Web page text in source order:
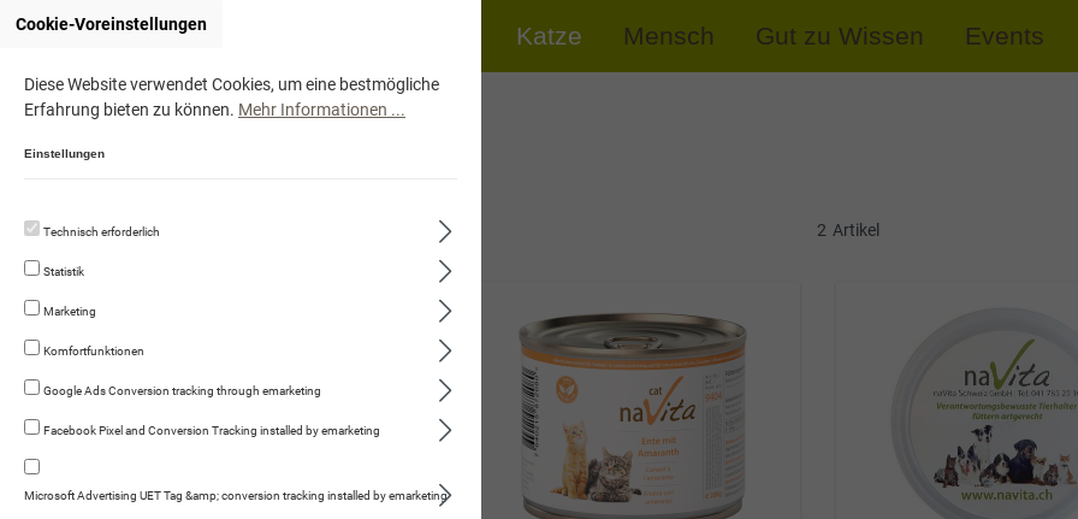
Katze Mensch Gut zu Wissen Events
Katze
Fleischmenüs
Huhn mit Pastinaken & Zucchini
Rind mit Katzenminze & Distelöl
2 Artikel
Cookie-Voreinstellungen
Diese Website verwendet Cookies, um eine bestmögliche
Erfahrung bieten zu können. Mehr Informationen ...
Einstellungen
Technisch erforderlich
Statistik
Marketing
Komfortfunktionen
Google Ads Conversion tracking through emarketing
Facebook Pixel and Conversion Tracking installed by emarketing
Microsoft Advertising UET Tag &amp; conversion tracking installed by emarketing